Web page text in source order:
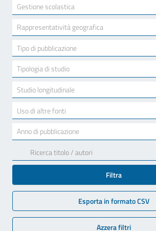
Gestione scolastica
results
available
Rappresentatività geografica
10
results
available
Tipo di pubblicazione
results
available
Tipologia di studio
results
available
Studio longitudinale
results
Uso di altre fonti
results
available
Anno di pubblicazione
17
results
available
Filtra
Esporta in formato CSV
Azzera filtri